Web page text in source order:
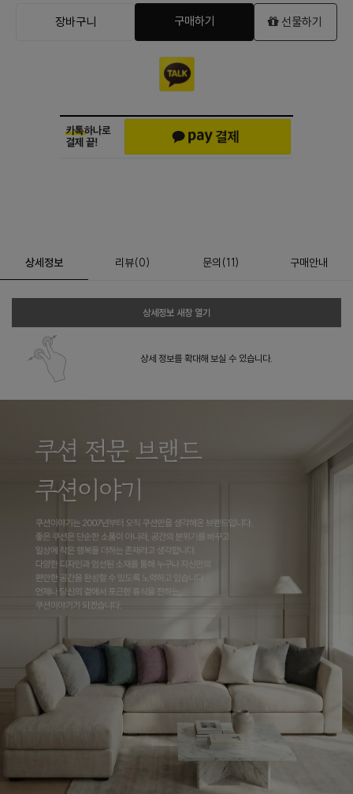
장바구니 구매하기 선물하기
상세정보 리뷰(0) 문의 (11) 구매안내
상세정보 새창 열기
상세 정보를 확대해 보실 수 있습니다.